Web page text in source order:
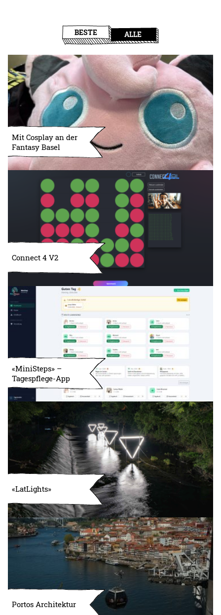
BESTE ALLE
Mit Cosplay an der
Fantasy Basel
Connect 4 V2
«MiniSteps» –
Tagespflege-App
«LatLights»
Portos Architektur